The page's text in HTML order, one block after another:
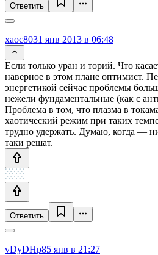
Ответить
xaoc8031 янв 2013 в 06:48
Если только уран и торий. Что
наверное в этом плане оптимист.
энергетикой сейчас проблемы
нежели фундаментальные (как с
Проблема в том, что плазма в
хаотический режим при таких
трудно удержать. Думаю, когда —
таки решат.
Ответить
vDyDHp85 янв в 21:27